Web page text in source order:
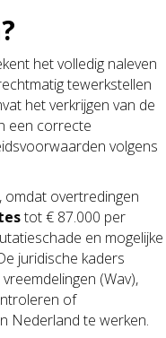
het volledig naleven
tewerkstellen
het verkrijgen van de
een correcte
volgens
omdat overtredingen
tot € 87.000 per
en mogelijke
juridische kaders
(Wav),
of
Nederland te werken.